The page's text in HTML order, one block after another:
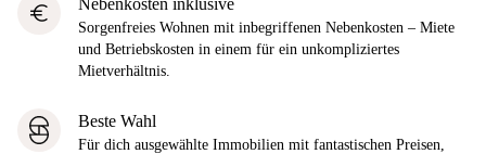
euro Nebenkosten inklusive
Sorgenfreies Wohnen mit inbegriffenen Nebenkosten – Miete
und Betriebskosten in einem für ein unkompliziertes
Mietverhältnis.
Beste Wahl
Für dich ausgewählte Immobilien mit fantastischen Preisen,